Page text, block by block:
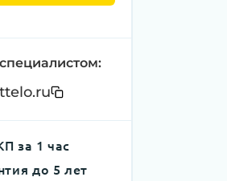
за 1 час
до 5 лет